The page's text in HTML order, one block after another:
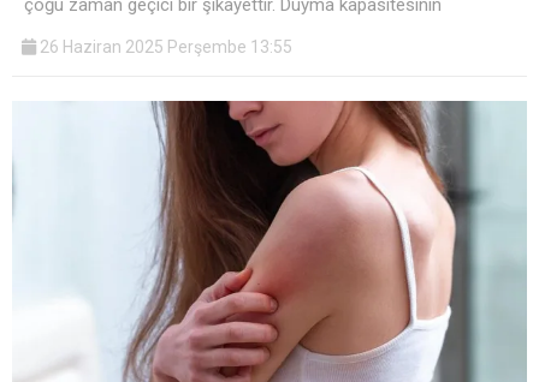
26 Haziran 2025 Perşembe 13:55